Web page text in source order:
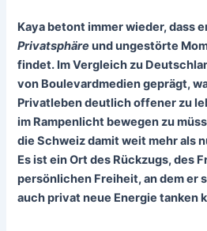
Kaya betont immer wieder, dass
Privatsphäreund ungestörte
findet. Im Vergleich zu
von Boulevardmedien geprägt,
Privatleben deutlich offener zu
im Rampenlicht bewegen zu
die Schweiz damit weit mehr als
Es ist ein Ort des Rückzugs, des
persönlichen Freiheit, an dem er
auch privat neue Energie tanken